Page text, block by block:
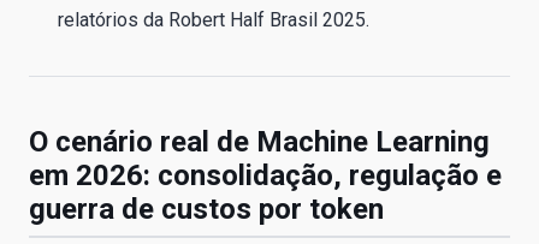
relatórios da Robert Half Brasil 2025.
O cenário real de Machine Learning
em 2026: consolidação, regulação e
guerra de custos por token